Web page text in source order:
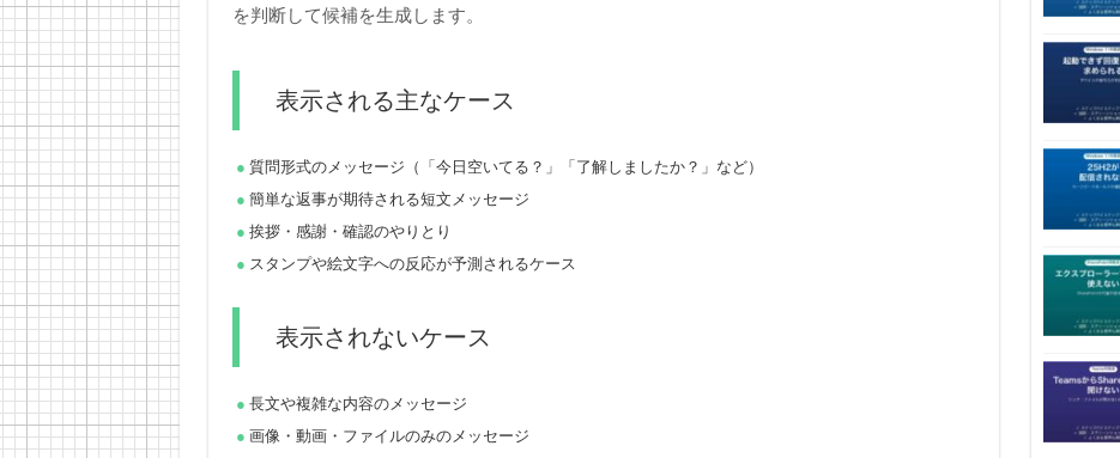
を判断して候補を生成します。
表示される主なケース
質問形式のメッセージ（「今日空いてる？」「了解しましたか？」など）
簡単な返事が期待される短文メッセージ
挨拶・感謝・確認のやりとり
スタンプや絵文字への反応が予測されるケース
表示されないケース
長文や複雑な内容のメッセージ
画像・動画・ファイルのみのメッセージ